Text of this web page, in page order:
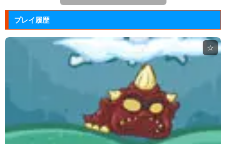
ズーキーパー2
動物たちを3匹以上にして捕まえていくパズルゲー
ム。
Mole Kingdom De...
モグラ王国のヒーローたちがチームで敵の侵攻を食い
アドファイ ウェブ版
回転する球体をリズムに合わせてクリックして進ませ
る音楽ゲーム...
プレイ履歴
☆